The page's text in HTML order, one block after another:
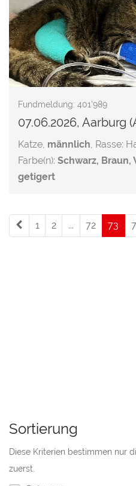
Fundmeldung: 401'989
07.06.2026, Aarburg
Katze, männlich, Rasse:
Farbe(n): Schwarz, Braun,
getigert
1 2 ... 72 73
Sortierung
Diese Kriterien bestimmen nur
zuerst.